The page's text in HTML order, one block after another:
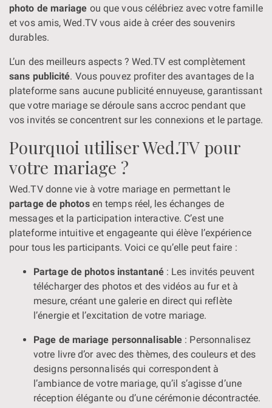
photo de mariage ou que vous célébriez avec votre famille
et vos amis, Wed.TV vous aide à créer des souvenirs
durables.
L’un des meilleurs aspects ? Wed.TV est complètement
sans publicité. Vous pouvez profiter des avantages de la
plateforme sans aucune publicité ennuyeuse, garantissant
que votre mariage se déroule sans accroc pendant que
vos invités se concentrent sur les connexions et le partage.
Pourquoi utiliser Wed.TV pour
votre mariage ?
Wed.TV donne vie à votre mariage en permettant le
partage de photosen temps réel, les échanges de
messages et la participation interactive. C’est une
plateforme intuitive et engageante qui élève l’expérience
pour tous les participants. Voici ce qu’elle peut faire :
Partage de photos instantané: Les invités peuvent
télécharger des photos et des vidéos au fur et à
mesure, créant une galerie en direct qui reflète
l’énergie et l’excitation de votre mariage.
Page de mariage personnalisable : Personnalisez
votre livre d’or avec des thèmes, des couleurs et des
designs personnalisés qui correspondent à
l’ambiance de votre mariage, qu’il s’agisse d’une
réception élégante ou d’une cérémonie décontractée.